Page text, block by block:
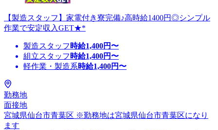
【製造スタッフ】家電付き寮完備♪高時給1400円◎シンプル
作業で安定収入GET★*
製造スタッフ 時給1,400円〜
組立スタッフ 時給1,400円〜
軽作業・製造系時給1,400円〜
勤務地
面接地
宮城県仙台市青葉区 ※勤務地は宮城県仙台市青葉区になり
ます